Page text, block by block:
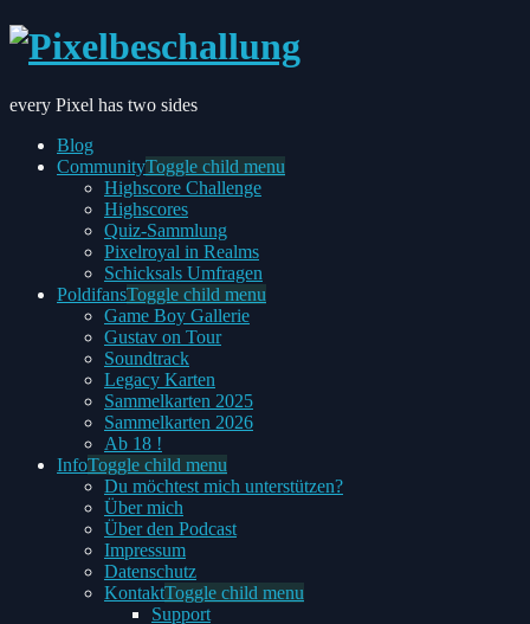
every Pixel has two sides
Blog
CommunityToggle child menu
Highscore Challenge
Highscores
Quiz-Sammlung
Pixelroyal in Realms
Schicksals Umfragen
PoldifansToggle child menu
Game Boy Gallerie
Gustav on Tour
Soundtrack
Legacy Karten
Sammelkarten 2025
Sammelkarten 2026
Ab 18 !
InfoToggle child menu
Du möchtest mich unterstützen?
Über mich
Über den Podcast
Impressum
Datenschutz
KontaktToggle child menu
Support